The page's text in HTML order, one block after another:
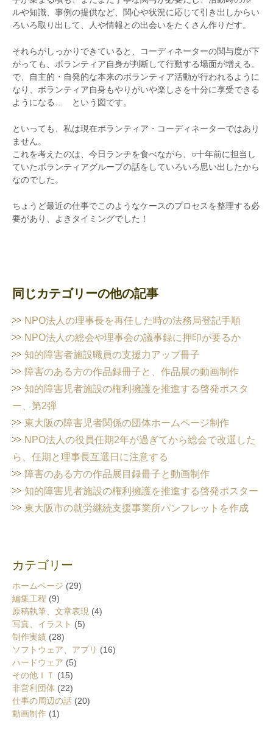
ルや知識、事例の提供など、関心や状況に応じて引き出しからい
ろいろ取り出して、人や情報との出会いをたくさん作りだす。
それらがしっかりできていると、コーディネーターの関与度が下
がっても、ボランティア自身が判断して行動する場面が増える。
で、自主的・自発的な本来のボランティア活動が行われるように
なり、ボランティア自身もやりがいや楽しさを十分に享受できる
ようになる… という図です。
といっても、私は現在ボランティア・コーディネーターではあり
ません。
これを考えたのは、今日ランチを食べながら、○十年前に担当し
ていたボランティアグループの話をしていろいろ思い出したから
なのでした。
ちょうど最近の仕事でこのようなケースのプロセスを整理する必
要があり、よきタイミングでした！
同じカテゴリーの他の記事
NPO法人の理事長を再任した時の法務局登記手順
NPO法人の総会や理事会の議事録に押印が要るか
知的障害者施設職員の支援力アップ冊子
障害のある方の作品録冊子と、作品展の動画制作
知的障害児者施設の権利擁護を推進する啓発ポスタ
ー、第2弾
東大阪の障害児者関係の団体ホームページ制作
NPO法人の役員任期2年が過ぎてから総会で改選した
ら、任期と理事長互選日に注意する
障害のある方の作品展目録冊子と動画制作
知的障害児者施設の権利擁護を推進する啓発ポスター
東大阪市の就労継続支援事業所パンフレットを作成
カテゴリー
ホームページ (29)
編集工程 (9)
原稿執筆、文章表現 (4)
写真、イラスト (5)
制作実績 (28)
ソフトウェア、アプリ (16)
ハードウェア (5)
その他ＩＴ (15)
非営利団体 (22)
仕事の周辺の話 (20)
動画制作 (1)